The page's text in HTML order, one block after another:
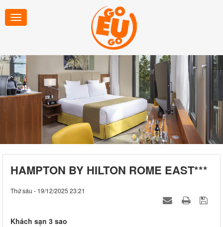
HAMPTON BY HILTON ROME EAST***
Thứ sáu - 19/12/2025 23:21
Khách sạn 3 sao